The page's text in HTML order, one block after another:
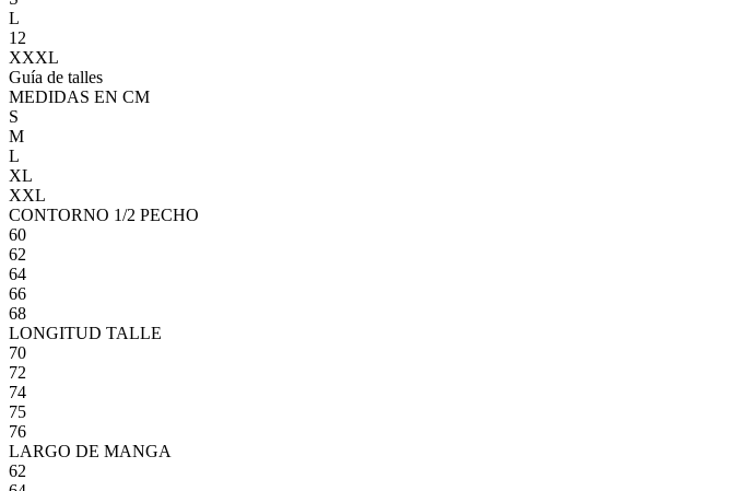
L
12
XXXL
Guía de talles
MEDIDAS EN CM
S
M
L
XL
XXL
CONTORNO 1/2 PECHO
60
62
64
66
68
LONGITUD TALLE
70
72
74
75
76
LARGO DE MANGA
62